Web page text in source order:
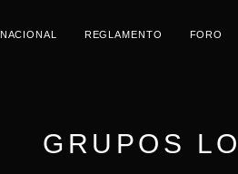
REGLAMENTO FORO
GRUPOS